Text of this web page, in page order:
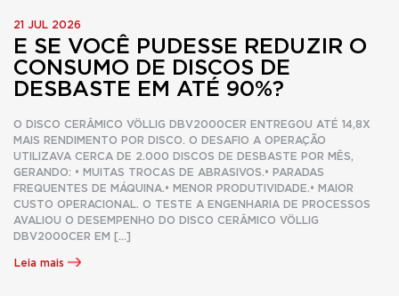
21 JUL 2026
E SE VOCÊ PUDESSE REDUZIR O
CONSUMO DE DISCOS DE
DESBASTE EM ATÉ 90%?
O DISCO CERÂMICO VÖLLIG DBV2000CER ENTREGOU ATÉ 14,8X
MAIS RENDIMENTO POR DISCO. O DESAFIO A OPERAÇÃO
UTILIZAVA CERCA DE 2.000 DISCOS DE DESBASTE POR MÊS,
GERANDO: • MUITAS TROCAS DE ABRASIVOS.• PARADAS
FREQUENTES DE MÁQUINA.• MENOR PRODUTIVIDADE.• MAIOR
CUSTO OPERACIONAL. O TESTE A ENGENHARIA DE PROCESSOS
AVALIOU O DESEMPENHO DO DISCO CERÂMICO VÖLLIG
DBV2000CER EM […]
Leia mais